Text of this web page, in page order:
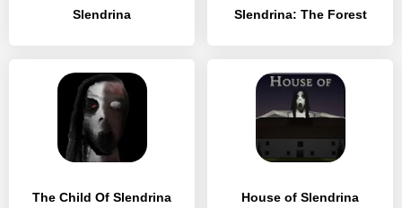
Slendrina Slendrina: The Forest
The Child Of Slendrina House of Slendrina